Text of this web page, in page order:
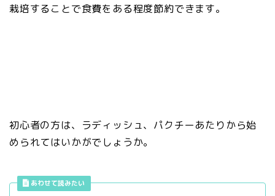
栽培することで食費をある程度節約できます。
初心者の方は、ラディッシュ、パクチーあたりから始
められてはいかがでしょうか。